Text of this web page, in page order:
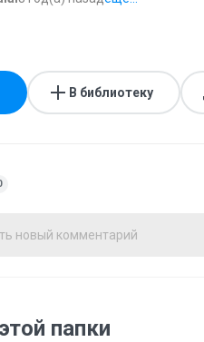
В библиотеку
новый комментарий
папки